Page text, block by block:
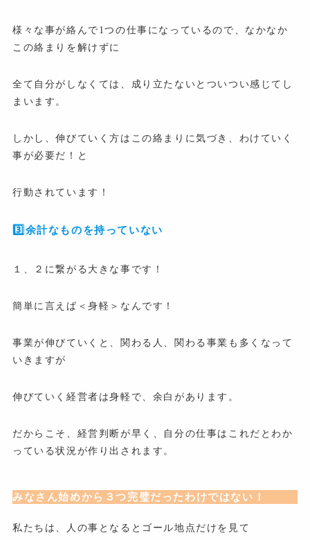
様々な事が絡んで1つの仕事になっているので、なかなか
この絡まりを解けずに
全て自分がしなくては、成り立たないとついつい感じてし
まいます。
しかし、伸びていく方はこの絡まりに気づき、わけていく
事が必要だ！と
行動されています！
3️⃣余計なものを持っていない
１、２に繋がる大きな事です！
簡単に言えば＜身軽＞なんです！
事業が伸びていくと、関わる人、関わる事業も多くなって
いきますが
伸びていく経営者は身軽で、余白があります。
だからこそ、経営判断が早く、自分の仕事はこれだとわか
っている状況が作り出されます。
みなさん始めから３つ完璧だったわけではない！
私たちは、人の事となるとゴール地点だけを見て